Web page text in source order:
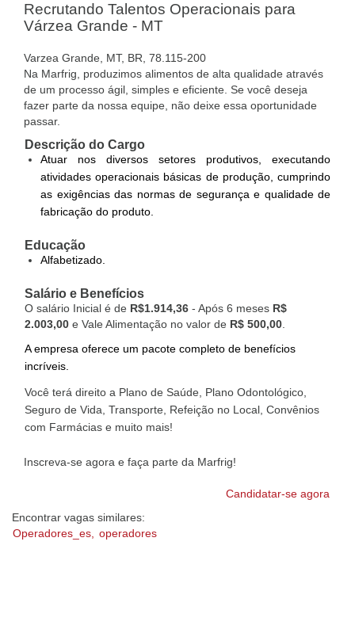
Recrutando Talentos Operacionais para
Várzea Grande - MT
Varzea Grande, MT, BR, 78.115-200
Na Marfrig, produzimos alimentos de alta qualidade através
de um processo ágil, simples e eficiente. Se você deseja
fazer parte da nossa equipe, não deixe essa oportunidade
passar.
Descrição do Cargo
Atuar nos diversos setores produtivos, executando
atividades operacionais básicas de produção, cumprindo
as exigências das normas de segurança e qualidade de
fabricação do produto.
Educação
Alfabetizado.
Salário e Benefícios
O salário Inicial é de R$1.914,36 - Após 6 meses R$
2.003,00 e Vale Alimentação no valor de R$ 500,00
A empresa oferece um pacote completo de benefícios
incríveis.
Você terá direito a Plano de Saúde, Plano Odontológico,
Seguro de Vida, Transporte, Refeição no Local, Convênios
com Farmácias e muito mais!
Inscreva-se agora e faça parte da Marfrig!
Candidatar-se agora
Encontrar vagas similares:
Operadores_es,
operadores